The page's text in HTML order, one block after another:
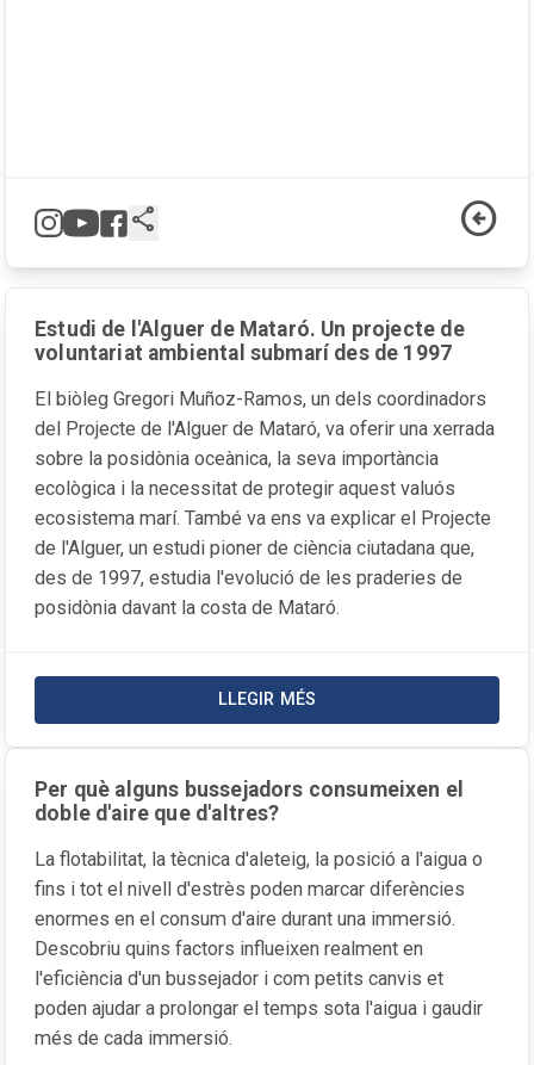
share arrow_circle_left
Estudi de l'Alguer de Mataró. Un projecte de
voluntariat ambiental submarí des de 1997
El biòleg Gregori Muñoz-Ramos, un dels coordinadors
del Projecte de l'Alguer de Mataró, va oferir una xerrada
sobre la posidònia oceànica, la seva importància
ecològica i la necessitat de protegir aquest valuós
ecosistema marí. També va ens va explicar el Projecte
de l'Alguer, un estudi pioner de ciència ciutadana que,
des de 1997, estudia l'evolució de les praderies de
posidònia davant la costa de Mataró.
LLEGIR MÉSSOBRE LA NOTÍCIA ESTUDI DE
Per què alguns bussejadors consumeixen el
doble d'aire que d'altres?
La flotabilitat, la tècnica d'aleteig, la posició a l'aigua o
fins i tot el nivell d'estrès poden marcar diferències
enormes en el consum d'aire durant una immersió.
Descobriu quins factors influeixen realment en
l'eficiència d'un bussejador i com petits canvis et
poden ajudar a prolongar el temps sota l'aigua i gaudir
més de cada immersió.